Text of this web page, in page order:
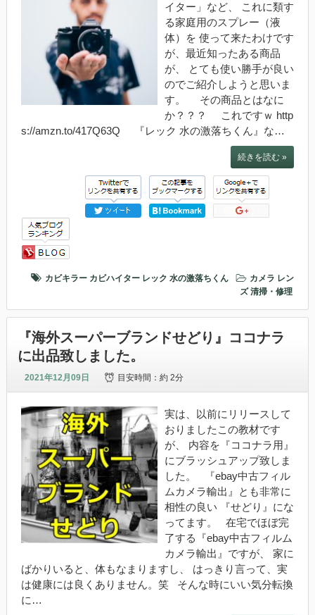
イター」など、 これに類す
る家庭用のスプレー（液
体）を 使って来たわけです
が、最近知ったある商品
が、 とても使い勝手が良い
のでご紹介しようと思いま
す。 その商品とはなに
か？？？ これですｗ http
s://amzn.to/417Q63Q 『レック 水の激落ちくん』な…
続きを読む »
カビキラー カビハイター レック 水の激落ちくん カメラ レン
ズ 清掃・修理
『海外スーパーブランドせどり』ココナラ
に出品致しました。
2021年12月09日 目安時間：約 2分
実は、以前にリリースして
おりましたこの教材です
が、 内容を『ココナラ用』
にブラッシュアップ致しま
した。 『ebay中古フィル
ムカメラ輸出』とも非常に
相性の良い 『せどり』にな
ってます。 在宅でほぼ完
了する『ebay中古フィルム
カメラ輸出』ですが、 家に
ばかりいると、体もなまりますし、 はっきり言って、実
は健康には良くありません。笑 そんな時にいい気分転換
に…